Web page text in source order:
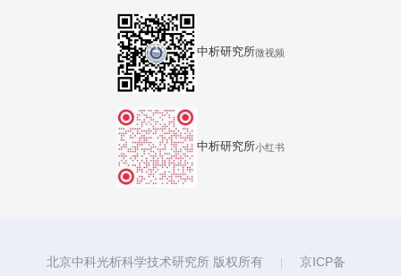
中析研究所微视频
中析研究所小红书
北京中科光析科学技术研究所 版权所有 京ICP备